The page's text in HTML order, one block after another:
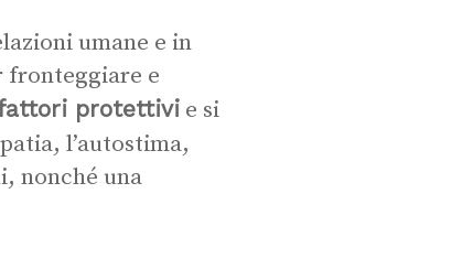
umane e in
fronteggiare e
protettivi e si
l’autostima,
nonché una